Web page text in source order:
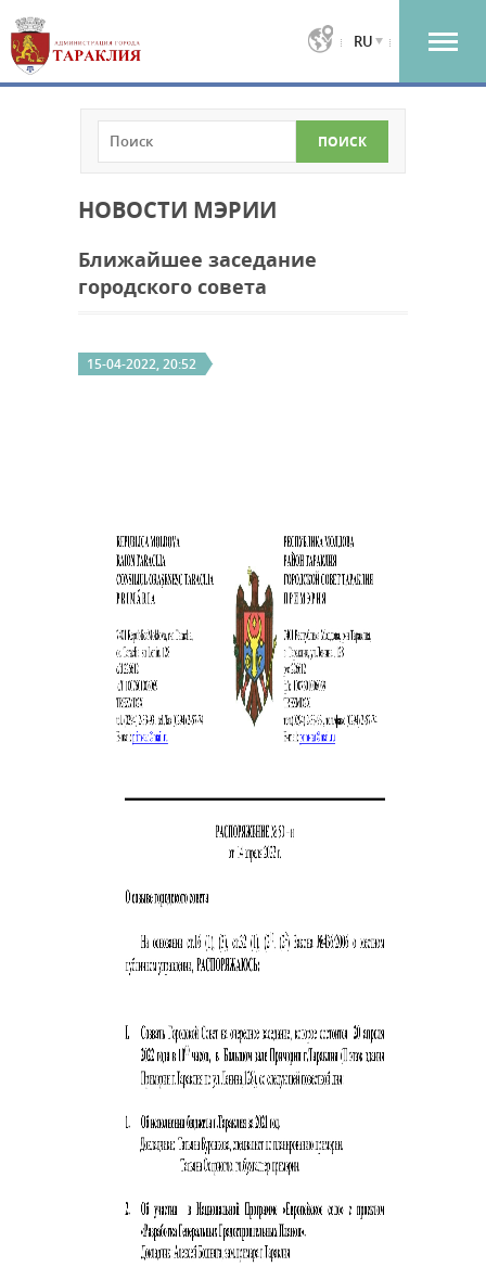
RU
НОВОСТИ МЭРИИ
Ближайшее заседание
городского совета
15-04-2022, 20:52